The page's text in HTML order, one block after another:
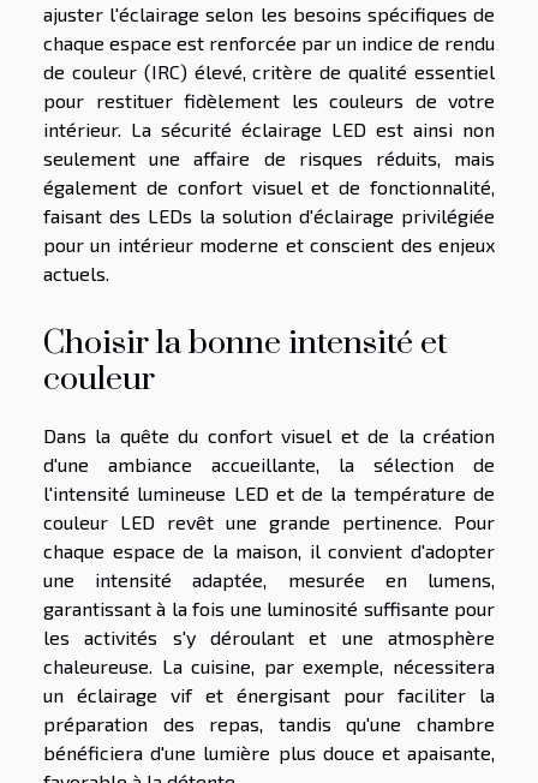
ajuster l'éclairage selon les besoins spécifiques de
chaque espace est renforcée par un indice de rendu
de couleur (IRC) élevé, critère de qualité essentiel
pour restituer fidèlement les couleurs de votre
intérieur. La sécurité éclairage LED est ainsi non
seulement une affaire de risques réduits, mais
également de confort visuel et de fonctionnalité,
faisant des LEDs la solution d'éclairage privilégiée
pour un intérieur moderne et conscient des enjeux
actuels.
Choisir la bonne intensité et
couleur
Dans la quête du confort visuel et de la création
d'une ambiance accueillante, la sélection de
l'intensité lumineuse LED et de la température de
couleur LED revêt une grande pertinence. Pour
chaque espace de la maison, il convient d'adopter
une intensité adaptée, mesurée en lumens,
garantissant à la fois une luminosité suffisante pour
les activités s'y déroulant et une atmosphère
chaleureuse. La cuisine, par exemple, nécessitera
un éclairage vif et énergisant pour faciliter la
préparation des repas, tandis qu'une chambre
bénéficiera d'une lumière plus douce et apaisante,